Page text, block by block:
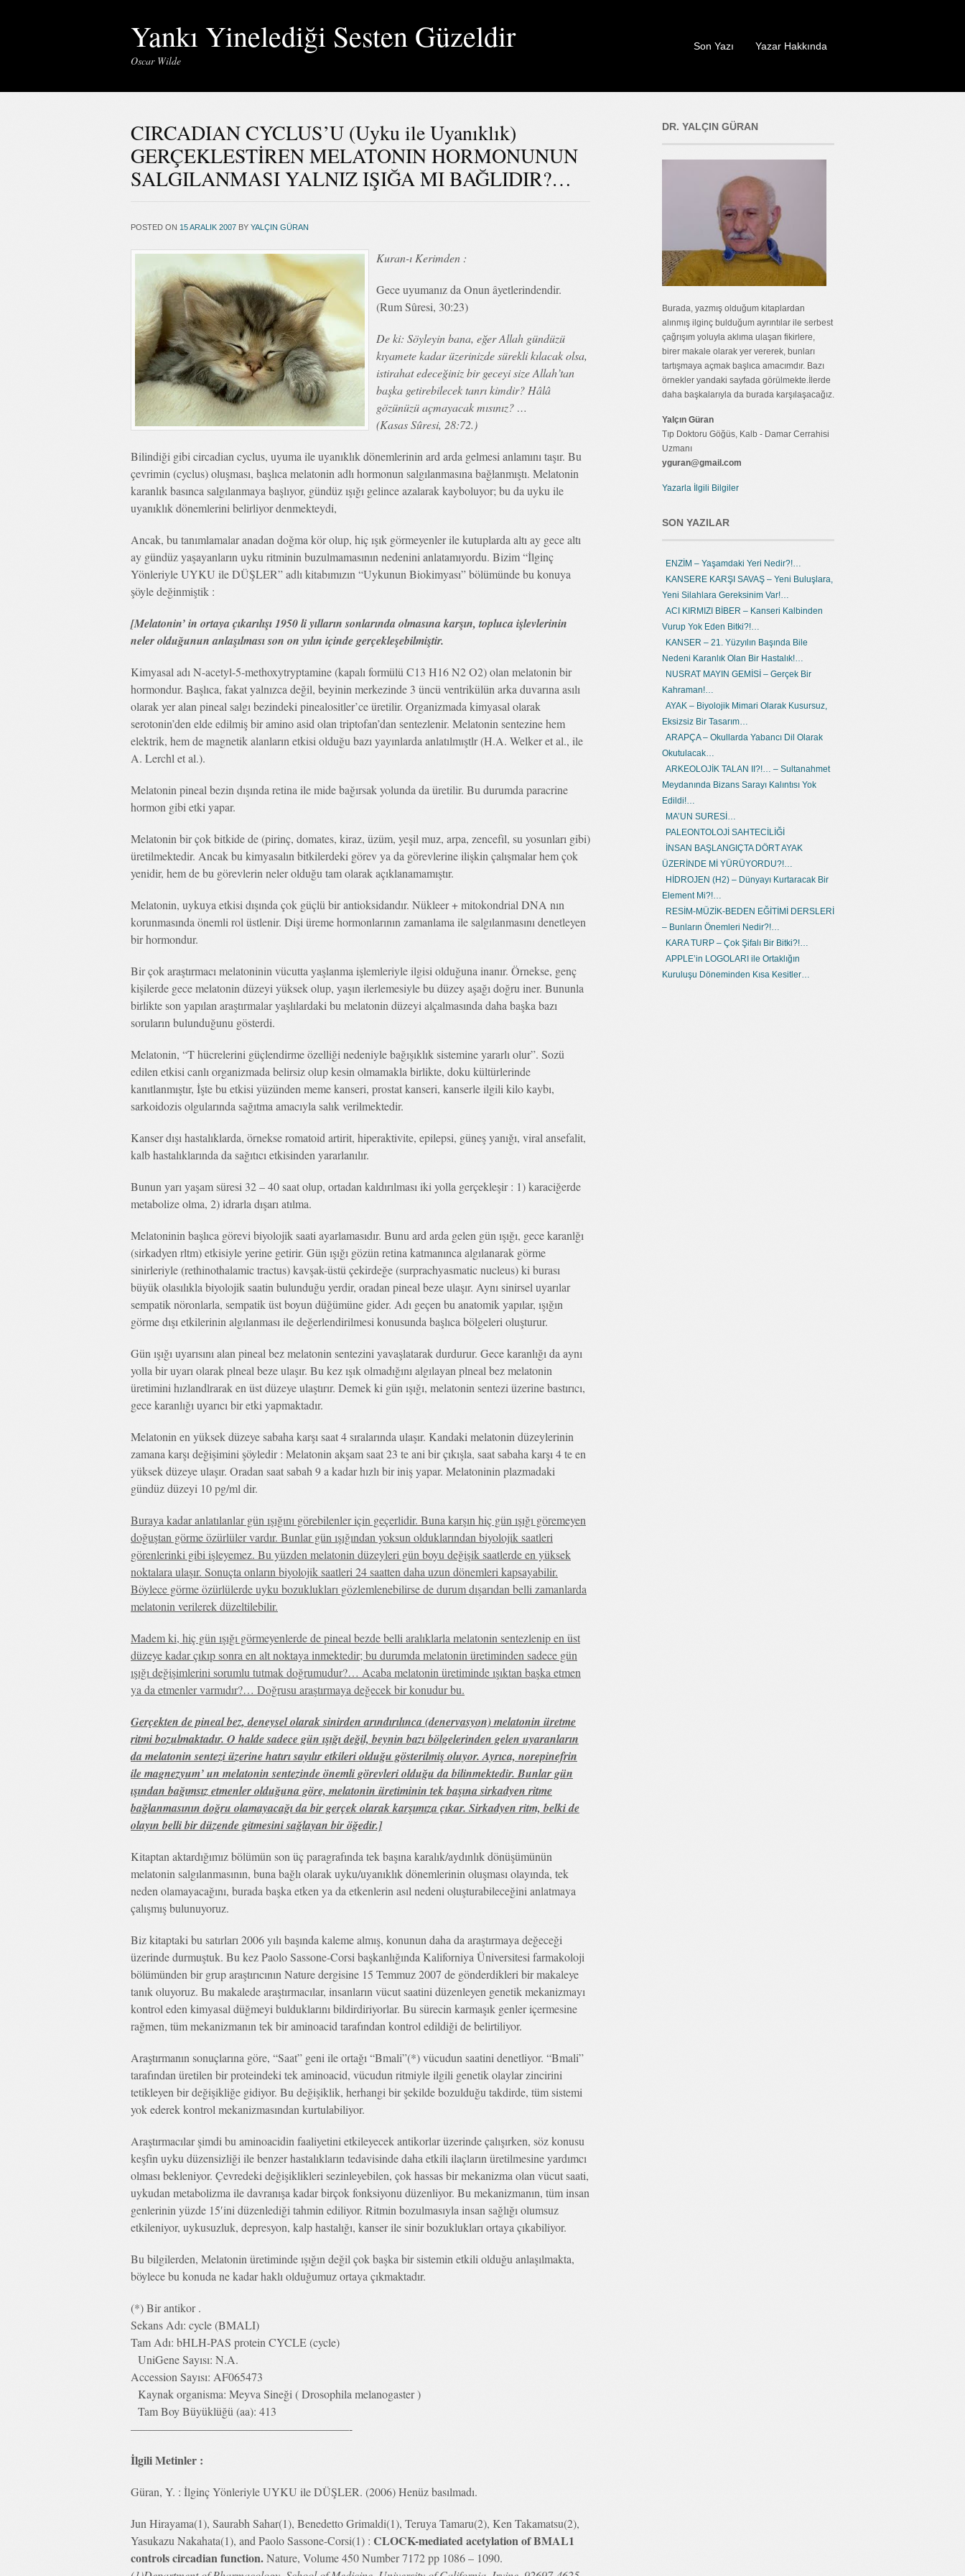
Yankı Yinelediği Sesten Güzeldir
Oscar Wilde
Son Yazı Yazar Hakkında
CIRCADIAN CYCLUS’U (Uyku ile Uyanıklık)
GERÇEKLESTİREN MELATONIN HORMONUNUN
SALGILANMASI YALNIZ IŞIĞA MI BAĞLIDIR?…
POSTED ON 15 ARALIK 2007 BY YALÇIN GÜRAN
Kuran-ı Kerimden :
Gece uyumanız da Onun âyetlerindendir.
(Rum Sûresi, 30:23)
De ki: Söyleyin bana, eğer Allah gündüzü
kıyamete kadar üzerinizde sürekli kılacak olsa,
istirahat edeceğiniz bir geceyi size Allah’tan
başka getirebilecek tanrı kimdir? Hâlâ
gözünüzü açmayacak mısınız? …
(Kasas Sûresi, 28:72.)
Bilindiği gibi circadian cyclus, uyuma ile uyanıklık dönemlerinin ard arda gelmesi anlamını taşır. Bu
çevrimin (cyclus) oluşması, başlıca melatonin adlı hormonun salgılanmasına bağlanmıştı. Melatonin
karanlık basınca salgılanmaya başlıyor, gündüz ışığı gelince azalarak kayboluyor; bu da uyku ile
uyanıklık dönemlerini belirliyor denmekteydi,
Ancak, bu tanımlamalar anadan doğma kör olup, hiç ışık görmeyenler ile kutuplarda altı ay gece altı
ay gündüz yaşayanların uyku ritminin buzulmamasının nedenini anlatamıyordu. Bizim “İlginç
Yönleriyle UYKU ile DÜŞLER” adlı kitabımızın “Uykunun Biokimyası” bölümünde bu konuya
şöyle değinmiştik :
[Melatonin’ in ortaya çıkarılışı 1950 li yılların sonlarında olmasına karşın, topluca işlevlerinin
neler olduğunun anlaşılması son on yılın içinde gerçekleşebilmiştir.
Kimyasal adı N-acetyl-5-methoxytryptamine (kapalı formülü C13 H16 N2 O2) olan melatonin bir
hormondur. Başlıca, fakat yalnızca değil, beyinin merkezinde 3 üncü ventrikülün arka duvarına asılı
olarak yer alan pineal salgı bezindeki pinealositler’ce üretilir. Organizmada kimyasal olarak
serotonin’den elde edilmiş bir amino asid olan triptofan’dan sentezlenir. Melatonin sentezine hem
elektrik, hem de magnetik alanların etkisi olduğu bazı yayınlarda anlatılmıştlr (H.A. Welker et al., ile
A. Lerchl et al.).
Melatonin pineal bezin dışında retina ile mide bağırsak yolunda da üretilir. Bu durumda paracrine
hormon gibi etki yapar.
Melatonin bir çok bitkide de (pirinç, domates, kiraz, üzüm, yeşil muz, arpa, zencefil, su yosunları gibi)
üretilmektedir. Ancak bu kimyasalın bitkilerdeki görev ya da görevlerine ilişkin çalışmalar hem çok
yenidir, hem de bu görevlerin neler olduğu tam olarak açıklanamamıştır.
Melatonin, uykuya etkisi dışında çok güçlü bir antioksidandır. Nükleer + mitokondrial DNA nın
korunmasında önemli rol üstlenir. Dişi üreme hormonlarının zamanlama ile salgılanmasını denetleyen
bir hormondur.
Bir çok araştırmacı melatoninin vücutta yaşlanma işlemleriyle ilgisi olduğuna inanır. Örnekse, genç
kişilerde gece melatonin düzeyi yüksek olup, yaşın ilerlemesiyle bu düzey aşağı doğru iner. Bununla
birlikte son yapılan araştırmalar yaşlılardaki bu melatonin düzeyi alçalmasında daha başka bazı
soruların bulunduğunu gösterdi.
Melatonin, “T hücrelerini güçlendirme özelliği nedeniyle bağışıklık sistemine yararlı olur”. Sozü
edilen etkisi canlı organizmada belirsiz olup kesin olmamakla birlikte, doku kültürlerinde
kanıtlanmıştır, İşte bu etkisi yüzünden meme kanseri, prostat kanseri, kanserle ilgili kilo kaybı,
sarkoidozis olgularında sağıtma amacıyla salık verilmektedir.
Kanser dışı hastalıklarda, örnekse romatoid artirit, hiperaktivite, epilepsi, güneş yanığı, viral ansefalit,
kalb hastalıklarında da sağıtıcı etkisinden yararlanılır.
Bunun yarı yaşam süresi 32 – 40 saat olup, ortadan kaldırılması iki yolla gerçekleşir : 1) karaciğerde
metabolize olma, 2) idrarla dışarı atılma.
Melatoninin başlıca görevi biyolojik saati ayarlamasıdır. Bunu ard arda gelen gün ışığı, gece karanlğı
(sirkadyen rltm) etkisiyle yerine getirir. Gün ışığı gözün retina katmanınca algılanarak görme
sinirleriyle (rethinothalamic tractus) kavşak-üstü çekirdeğe (surprachyasmatic nucleus) ki burası
büyük olasılıkla biyolojik saatin bulunduğu yerdir, oradan pineal beze ulaşır. Aynı sinirsel uyarılar
sempatik nöronlarla, sempatik üst boyun düğümüne gider. Adı geçen bu anatomik yapılar, ışığın
görme dışı etkilerinin algılanması ile değerlendirilmesi konusunda başlıca bölgeleri oluşturur.
Gün ışığı uyarısını alan pineal bez melatonin sentezini yavaşlatarak durdurur. Gece karanlığı da aynı
yolla bir uyarı olarak plneal beze ulaşır. Bu kez ışık olmadığını algılayan plneal bez melatonin
üretimini hızlandlrarak en üst düzeye ulaştırır. Demek ki gün ışığı, melatonin sentezi üzerine bastırıcı,
gece karanlığı uyarıcı bir etki yapmaktadır.
Melatonin en yüksek düzeye sabaha karşı saat 4 sıralarında ulaşır. Kandaki melatonin düzeylerinin
zamana karşı değişimini şöyledir : Melatonin akşam saat 23 te ani bir çıkışla, saat sabaha karşı 4 te en
yüksek düzeye ulaşır. Oradan saat sabah 9 a kadar hızlı bir iniş yapar. Melatoninin plazmadaki
gündüz düzeyi 10 pg/ml dir.
Buraya kadar anlatılanlar gün ışığını görebilenler için geçerlidir. Buna karşın hiç gün ışığı göremeyen
doğuştan görme özürlüler vardır. Bunlar gün ışığından yoksun olduklarından biyolojik saatleri
görenlerinki gibi işleyemez. Bu yüzden melatonin düzeyleri gün boyu değişik saatlerde en yüksek
noktalara ulaşır. Sonuçta onların biyolojik saatleri 24 saatten daha uzun dönemleri kapsayabilir.
Böylece görme özürlülerde uyku bozuklukları gözlemlenebilirse de durum dışarıdan belli zamanlarda
melatonin verilerek düzeltilebilir.
Madem ki, hiç gün ışığı görmeyenlerde de pineal bezde belli aralıklarla melatonin sentezlenip en üst
düzeye kadar çıkıp sonra en alt noktaya inmektedir; bu durumda melatonin üretiminden sadece gün
ışığı değişimlerini sorumlu tutmak doğrumudur?… Acaba melatonin üretiminde ışıktan başka etmen
ya da etmenler varmıdır?… Doğrusu araştırmaya değecek bir konudur bu.
Gerçekten de pineal bez, deneysel olarak sinirden arındırılınca (denervasyon) melatonin üretme
ritmi bozulmaktadır. O halde sadece gün ışığı değil, beynin bazı bölgelerinden gelen uyaranların
da melatonin sentezi üzerine hatırı sayılır etkileri olduğu gösterilmiş oluyor. Ayrıca, norepinefrin
ile magnezyum’ un melatonin sentezinde önemli görevleri olduğu da bilinmektedir. Bunlar gün
ışından bağımsız etmenler olduğuna göre, melatonin üretiminin tek başına sirkadyen ritme
bağlanmasının doğru olamayacağı da bir gerçek olarak karşımıza çıkar. Sirkadyen ritm, belki de
olayın belli bir düzende gitmesini sağlayan bir öğedir.]
Kitaptan aktardığımız bölümün son üç paragrafında tek başına karalık/aydınlık dönüşümünün
melatonin salgılanmasının, buna bağlı olarak uyku/uyanıklık dönemlerinin oluşması olayında, tek
neden olamayacağını, burada başka etken ya da etkenlerin asıl nedeni oluşturabileceğini anlatmaya
çalışmış bulunuyoruz.
Biz kitaptaki bu satırları 2006 yılı başında kaleme almış, konunun daha da araştırmaya değeceği
üzerinde durmuştuk. Bu kez Paolo Sassone-Corsi başkanlığında Kaliforniya Üniversitesi farmakoloji
bölümünden bir grup araştırıcının Nature dergisine 15 Temmuz 2007 de gönderdikleri bir makaleye
tanık oluyoruz. Bu makalede araştırmacılar, insanların vücut saatini düzenleyen genetik mekanizmayı
kontrol eden kimyasal düğmeyi bulduklarını bildirdiriyorlar. Bu sürecin karmaşık genler içermesine
rağmen, tüm mekanizmanın tek bir aminoacid tarafından kontrol edildiği de belirtiliyor.
Araştırmanın sonuçlarına göre, “Saat” geni ile ortağı “Bmali”(*) vücudun saatini denetliyor. “Bmali”
tarafından üretilen bir proteindeki tek aminoacid, vücudun ritmiyle ilgili genetik olaylar zincirini
tetikleyen bir değişikliğe gidiyor. Bu değişiklik, herhangi bir şekilde bozulduğu takdirde, tüm sistemi
yok ederek kontrol mekanizmasından kurtulabiliyor.
Araştırmacılar şimdi bu aminoacidin faaliyetini etkileyecek antikorlar üzerinde çalışırken, söz konusu
keşfin uyku düzensizliği ile benzer hastalıkların tedavisinde daha etkili ilaçların üretilmesine yardımcı
olması bekleniyor. Çevredeki değişiklikleri sezinleyebilen, çok hassas bir mekanizma olan vücut saati,
uykudan metabolizma ile davranışa kadar birçok fonksiyonu düzenliyor. Bu mekanizmanın, tüm insan
genlerinin yüzde 15′ini düzenlediği tahmin ediliyor. Ritmin bozulmasıyla insan sağlığı olumsuz
etkileniyor, uykusuzluk, depresyon, kalp hastalığı, kanser ile sinir bozuklukları ortaya çıkabiliyor.
Bu bilgilerden, Melatonin üretiminde ışığın değil çok başka bir sistemin etkili olduğu anlaşılmakta,
böylece bu konuda ne kadar haklı olduğumuz ortaya çıkmaktadır.
(*) Bir antikor .
Sekans Adı: cycle (BMALI)
Tam Adı: bHLH-PAS protein CYCLE (cycle)
UniGene Sayısı: N.A.
Accession Sayısı: AF065473
Kaynak organisma: Meyva Sineği ( Drosophila melanogaster )
Tam Boy Büyüklüğü (aa): 413
———————————————————-
İlgili Metinler :
Güran, Y. : İlginç Yönleriyle UYKU ile DÜŞLER. (2006) Henüz basılmadı.
Jun Hirayama(1), Saurabh Sahar(1), Benedetto Grimaldi(1), Teruya Tamaru(2), Ken Takamatsu(2),
Yasukazu Nakahata(1), and Paolo Sassone-Corsi(1) : CLOCK-mediated acetylation of BMAL1
controls circadian function.Nature, Volume 450 Number 7172 pp 1086 – 1090.
DR. YALÇIN GÜRAN
Burada, yazmış olduğum kitaplardan
alınmış ilginç bulduğum ayrıntılar ile serbest
çağrışım yoluyla aklıma ulaşan fikirlere,
birer makale olarak yer vererek, bunları
tartışmaya açmak başlıca amacımdır. Bazı
örnekler yandaki sayfada görülmekte.İlerde
daha başkalarıyla da burada karşılaşacağız.
Yalçın Güran
Tıp Doktoru Göğüs, Kalb - Damar Cerrahisi
Uzmanı
yguran@gmail.com
Yazarla İlgili Bilgiler
SON YAZILAR
ENZİM – Yaşamdaki Yeri Nedir?!…
KANSERE KARŞI SAVAŞ – Yeni Buluşlara,
Yeni Silahlara Gereksinim Var!…
ACI KIRMIZI BİBER – Kanseri Kalbinden
Vurup Yok Eden Bitki?!…
KANSER – 21. Yüzyılın Başında Bile
Nedeni Karanlık Olan Bir Hastalık!…
NUSRAT MAYIN GEMİSİ – Gerçek Bir
Kahraman!…
AYAK – Biyolojik Mimari Olarak Kusursuz,
Eksizsiz Bir Tasarım…
ARAPÇA – Okullarda Yabancı Dil Olarak
Okutulacak…
ARKEOLOJİK TALAN II?!… – Sultanahmet
Meydanında Bizans Sarayı Kalıntısı Yok
Edildi!…
MA’UN SURESİ…
PALEONTOLOJİ SAHTECİLİĞİ
İNSAN BAŞLANGIÇTA DÖRT AYAK
ÜZERİNDE Mİ YÜRÜYORDU?!…
HİDROJEN (H2) – Dünyayı Kurtaracak Bir
Element Mi?!…
RESİM-MÜZİK-BEDEN EĞİTİMİ DERSLERİ
– Bunların Önemleri Nedir?!…
KARA TURP – Çok Şifalı Bir Bitki?!…
APPLE’in LOGOLARI ile Ortaklığın
Kuruluşu Döneminden Kısa Kesitler…